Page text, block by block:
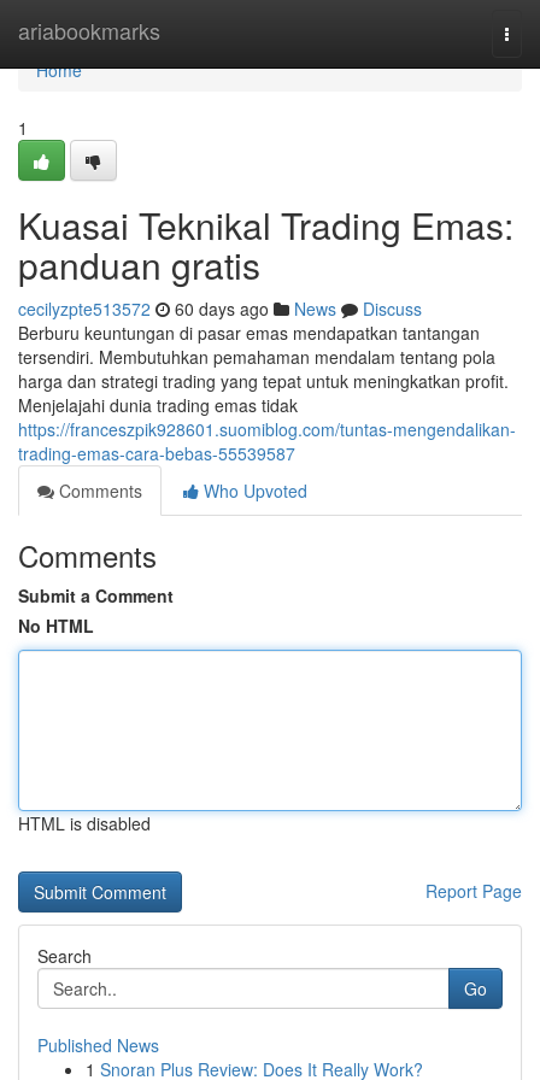
ariabookmarks
Home
Home
1
Kuasai Teknikal Trading Emas:
panduan gratis
cecilyzpte513572 60 days ago News
Discuss
Berburu keuntungan di pasar emas mendapatkan tantangan
tersendiri. Membutuhkan pemahaman mendalam tentang pola
harga dan strategi trading yang tepat untuk meningkatkan profit.
Menjelajahi dunia trading emas tidak
https://franceszpik928601.suomiblog.com/tuntas-mengendalikan-
trading-emas-cara-bebas-55539587
Comments
Who Upvoted
Comments
Submit a Comment
No HTML
HTML is disabled
Report Page
Search
Go
Published News
1 Snoran Plus Review: Does It Really Work?